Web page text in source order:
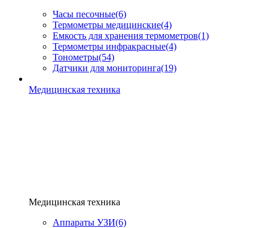
Часы песочные(6)
Термометры медицинские(4)
Емкость для хранения термометров(1)
Термометры инфракрасные(4)
Тонометры(54)
Датчики для мониторинга(19)
Медицинская техника
Медицинская техника
Аппараты УЗИ(6)